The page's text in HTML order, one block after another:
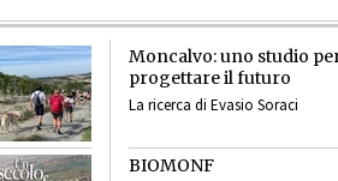
Moncalvo: uno studio
progettare il futuro
La ricerca di Evasio Soraci
BIOMONF